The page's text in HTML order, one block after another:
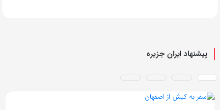
پیشنهاد ایران جزیره